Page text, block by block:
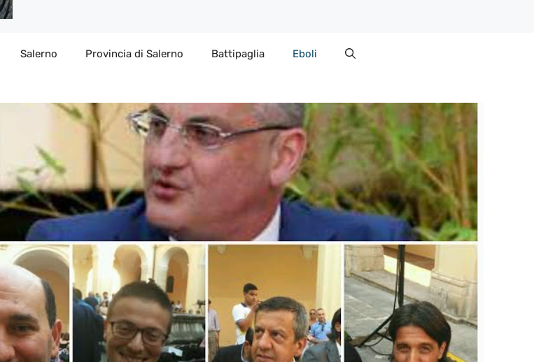
Salerno Provincia di Salerno Battipaglia Eboli